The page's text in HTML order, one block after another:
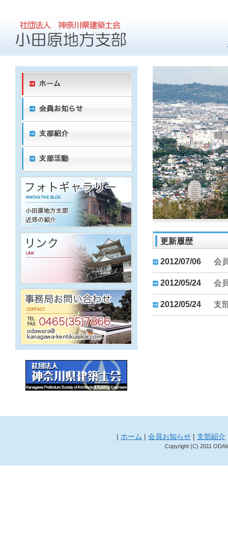
更新履歴
2012/07/06 会
2012/05/24 会
2012/05/24 支
| ホーム | 会員お知らせ | 支部紹介
Copyright (C) 2011